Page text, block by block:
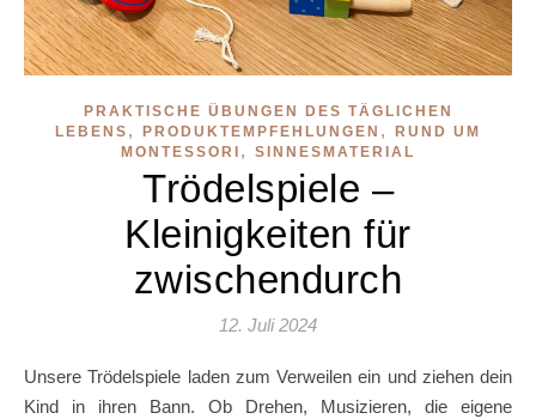
PRAKTISCHE ÜBUNGEN DES TÄGLICHEN
LEBENS , PRODUKTEMPFEHLUNGEN ,
RUND UM
MONTESSORI , SINNESMATERIAL
Trödelspiele –
Kleinigkeiten für
zwischendurch
12. Juli 2024
Unsere Trödelspiele laden zum Verweilen ein und ziehen dein
Kind in ihren Bann. Ob Drehen, Musizieren, die eigene